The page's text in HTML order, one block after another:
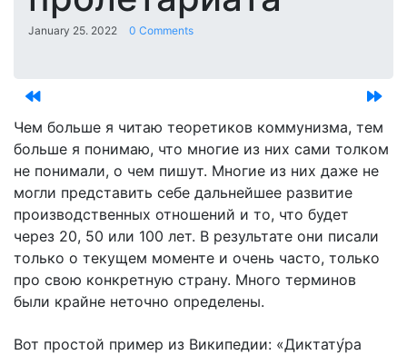
January 25. 2022 0 Comments
Чем больше я читаю теоретиков коммунизма, тем
больше я понимаю, что многие из них сами толком
не понимали, о чем пишут. Многие из них даже не
могли представить себе дальнейшее развитие
производственных отношений и то, что будет
через 20, 50 или 100 лет. В результате они писали
только о текущем моменте и очень часто, только
про свою конкретную страну. Много терминов
были крайне неточно определены.
Вот простой пример из Википедии: «Диктату́ра